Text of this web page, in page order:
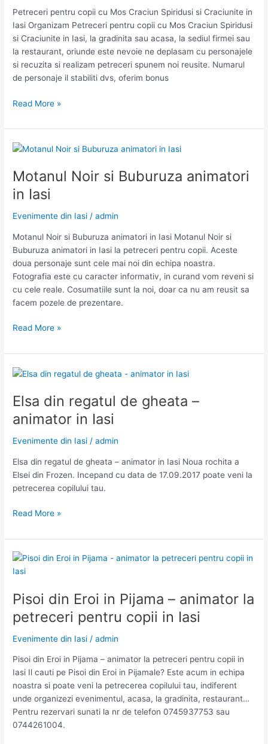
Petreceri pentru copii cu Mos Craciun Spiridusi si Craciunite in
Iasi Organizam Petreceri pentru copii cu Mos Craciun Spiridusi
si Craciunite in Iasi, la gradinita sau acasa, la sediul firmei sau
la restaurant, oriunde este nevoie ne deplasam cu personajele
si recuzita si realizam petreceri spunem noi reusite. Numarul
de personaje il stabiliti dvs, oferim bonus
Petreceri
copii
cu
Craciun
Spiridusi
si
in
Iasi
Read More »
Motanul Noir si Buburuza animatori
in Iasi
Evenimente din Iasi /admin
Motanul Noir si Buburuza animatori in Iasi Motanul Noir si
Buburuza animatori in Iasi la petreceri pentru copii. Aceste
doua personaje sunt cele mai noi din echipa noastra.
Fotografia este cu caracter informativ, in curand vom reveni si
cu cele reale. Cosumatiile sunt la noi, doar ca nu am reusit sa
facem pozele de prezentare.
Motanul
si
Buburuza
animatori
in
Iasi
Read More »
Elsa din regatul de gheata –
animator in Iasi
Evenimente din Iasi /admin
Elsa din regatul de gheata – animator in Iasi Noua rochita a
Elsei din Frozen. Incepand cu data de 17.09.2017 poate veni la
petrecerea copilului tau.
Elsa
regatul
de
gheata
animator
in
Iasi
Read More »
Pisoi din Eroi in Pijama – animator la
petreceri pentru copii in Iasi
Evenimente din Iasi /admin
Pisoi din Eroi in Pijama – animator la petreceri pentru copii in
Iasi Il cauti pe Pisoi din Eroi in Pijamale? Este acum in echipa
noastra si poate veni la petrecerea copilului tau, indiferent
unde organizezi evenimentul, acasa, la gradinita, restaurant…
Pentru rezervari sunati la nr de telefon 0745937753 sau
0744261004.